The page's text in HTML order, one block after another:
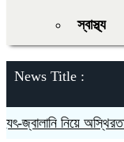
স্বাস্থ্য
News Title :
নিয়ে অস্থিরতা